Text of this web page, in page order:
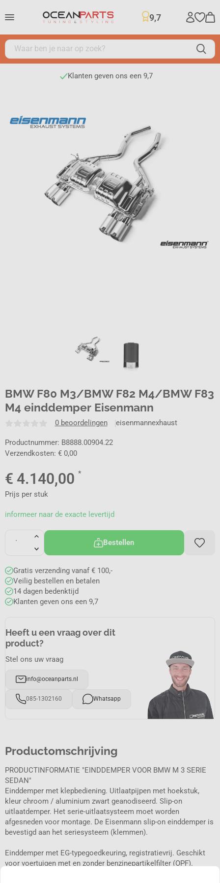
9,7
Klanten geven ons een 9,7
BMW F80 M3/BMW F82 M4/BMW F83
M4 einddemper Eisenmann
0 beoordelingen eisenmannexhaust
Productnummer: B8888.00904.22
Verzendkosten: € 0,00
€ 4.140,00 *
Prijs per stuk
informeer naar de exacte levertijd
Bestellen
Gratis verzending vanaf € 100,-
Veilig bestellen en betalen
14 dagen bedenktijd
Klanten geven ons een 9,7
Heeft u een vraag over dit
product?
Stel ons uw vraag
info@oceanparts.nl
085-1302160 Whatsapp
Productomschrijving
PRODUCTINFORMATIE "EINDDEMPER VOOR BMW M 3 SERIE
SEDAN"
Einddemper met klepbediening. Uitlaatpijpen met hoekstuk,
kleur chroom / aluminium zwart geanodiseerd. Slip-on
uitlaatdemper. Het serie-uitlaatsysteem moet worden
afgesneden voor montage. De Eisenmann slip-on einddemper is
bevestigd aan het seriesysteem (klemmen).
Einddemper met EG-typegoedkeuring, registratievrij. Geschikt
voor voertuigen met en zonder benzinepartikelfilter (OPF).